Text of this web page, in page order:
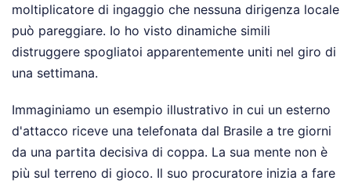
moltiplicatore di ingaggio che nessuna dirigenza locale
può pareggiare. Io ho visto dinamiche simili
distruggere spogliatoi apparentemente uniti nel giro di
una settimana.
Immaginiamo un esempio illustrativo in cui un esterno
d'attacco riceve una telefonata dal Brasile a tre giorni
da una partita decisiva di coppa. La sua mente non è
più sul terreno di gioco. Il suo procuratore inizia a fare